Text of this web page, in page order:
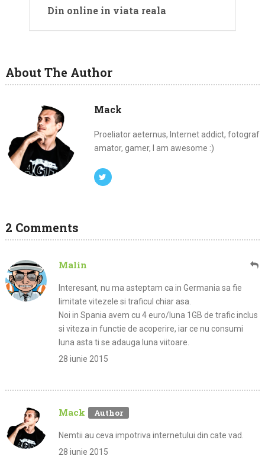
Din online in viata reala
About The Author
Mack
Proeliator aeternus, Internet addict, fotograf
amator, gamer, I am awesome :)
2 Comments
Malin
Interesant, nu ma asteptam ca in Germania sa fie
limitate vitezele si traficul chiar asa.
Noi in Spania avem cu 4 euro/luna 1GB de trafic inclus
si viteza in functie de acoperire, iar ce nu consumi
luna asta ti se adauga luna viitoare.
28 iunie 2015
Mack
Nemtii au ceva impotriva internetului din cate vad.
28 iunie 2015